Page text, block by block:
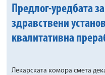
Предлог-уредбата
здравствени
квалитативна
Лекарската комора смета